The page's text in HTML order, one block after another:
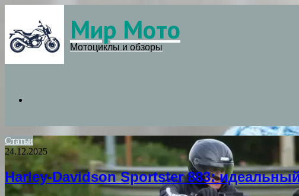
Menu Мир Мото
Мотоциклы и обзоры
for
Статьи
24.12.2025
Harley-Davidson Sportster 883: